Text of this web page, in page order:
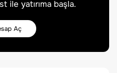
ile yatırıma başla.
Aç